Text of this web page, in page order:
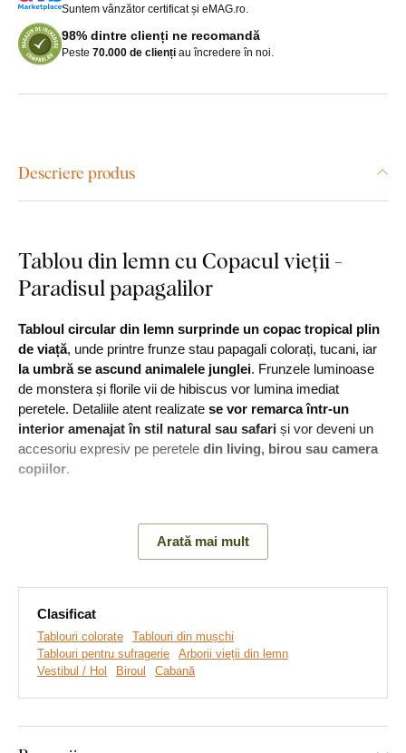
Suntem vânzător certificat și eMAG.ro.
98% dintre clienți ne recomandă
Peste 70.000 de clienți au încredere în noi.
Descriere produs
Tablou din lemn cu Copacul vieții -
Paradisul papagalilor
Tabloul circular din lemn surprinde un copac tropical plin
de viață, unde printre frunze stau papagali colorați, tucani, iar
la umbră se ascund animalele junglei. Frunzele luminoase
de monstera și florile vii de hibiscus vor lumina imediat
peretele. Detaliile atent realizate se vor remarca într-un
interior amenajat în stil natural sau safari și vor deveni un
accesoriu expresiv pe peretele din living, birou sau camera
copiilor.
ființelor diferite de a trăi într-un spațiu comun.
Arată mai mult
Clasificat
Tablouri colorate
Tablouri din mușchi
Tablouri pentru sufragerie
Arborii vieții din lemn
Vestibul / Hol
Biroul Cabană